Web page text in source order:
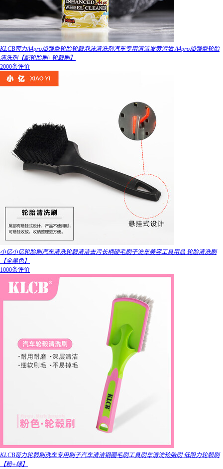
KLCB苛力A4pro加强型轮胎轮毂泡沫清洗剂汽车专用清洁发黄污垢 A4pro加强型轮胎
清洗剂【配轮胎刷+轮毂刷】
2000条评价
小亿小亿轮胎刷汽车清洗轮毂清洁去污长柄硬毛刷子洗车美容工具用品 轮胎清洗刷
【全黑色】
1000条评价
KLCB苛力轮毂刷洗车专用刷子汽车清洁钢圈毛刷工具刷车清洗轮胎刷 低阻力轮毂刷
【粉+绿】